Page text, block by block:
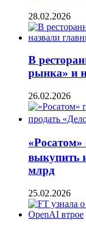
28.02.2026
В
рынка» и
26.02.2026
выкупить
млрд
25.02.2026